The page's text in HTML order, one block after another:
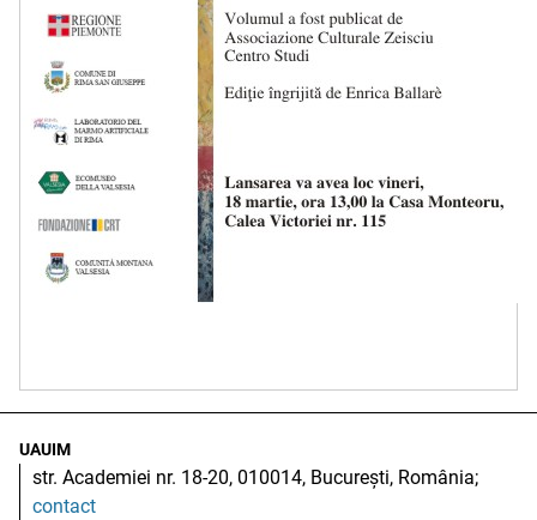
UAUIM
str. Academiei nr. 18-20, 010014, București, România;
contact